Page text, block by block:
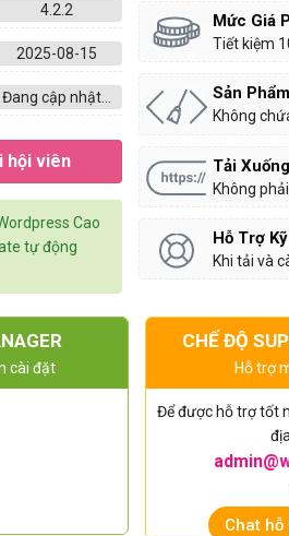
4.2.2
2025-08-15
Đang cập nhật...
hội viên
Cao
tự động
Mức Giá
Tiết kiệm
Sản
Không
Tải
Không
Hỗ Trợ
Khi tải và
cài đặt
CHẾ ĐỘ
Hỗ trợ
Để được hỗ trợ tốt
Chat